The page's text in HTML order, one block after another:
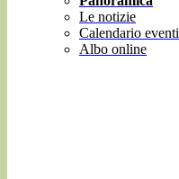
Le notizie
Calendario eventi
Albo online